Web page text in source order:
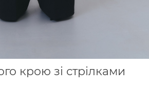
крою зі стрілками